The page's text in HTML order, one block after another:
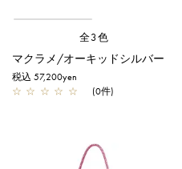
全3色
マクラメ/オーキッドシルバー
税込 57,200yen
☆ ☆ ☆ ☆ ☆ (0件)